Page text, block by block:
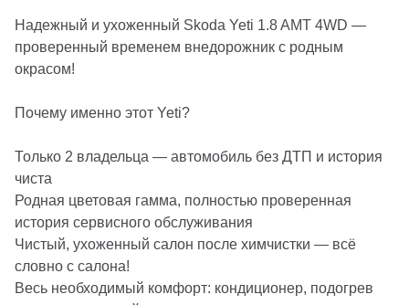
Надежный и ухоженный Skoda Yeti 1.8 AMT 4WD —
проверенный временем внедорожник с родным
окрасом!
Почему именно этот Yeti?
Только 2 владельца — автомобиль без ДТП и история
чиста
Родная цветовая гамма, полностью проверенная
история сервисного обслуживания
Чистый, ухоженный салон после химчистки — всё
словно с салона!
Весь необходимый комфорт: кондиционер, подогрев